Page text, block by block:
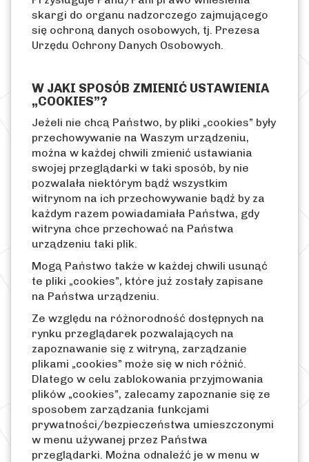
skargi do organu nadzorczego zajmującego
się ochroną danych osobowych, tj. Prezesa
Urzędu Ochrony Danych Osobowych.
W JAKI SPOSÓB ZMIENIĆ USTAWIENIA
„COOKIES”?
Jeżeli nie chcą Państwo, by pliki „cookies” były
przechowywanie na Waszym urządzeniu,
można w każdej chwili zmienić ustawiania
swojej przeglądarki w taki sposób, by nie
pozwalała niektórym bądź wszystkim
witrynom na ich przechowywanie bądź by za
każdym razem powiadamiała Państwa, gdy
witryna chce przechować na Państwa
urządzeniu taki plik.
Mogą Państwo także w każdej chwili usunąć
te pliki „cookies”, które już zostały zapisane
na Państwa urządzeniu.
Ze względu na różnorodność dostępnych na
rynku przeglądarek pozwalających na
zapoznawanie się z witryną, zarządzanie
plikami „cookies” może się w nich różnić.
Dlatego w celu zablokowania przyjmowania
plików „cookies”, zalecamy zapoznanie się ze
sposobem zarządzania funkcjami
prywatności/bezpieczeństwa umieszczonymi
w menu używanej przez Państwa
przeglądarki. Można odnaleźć je w menu w